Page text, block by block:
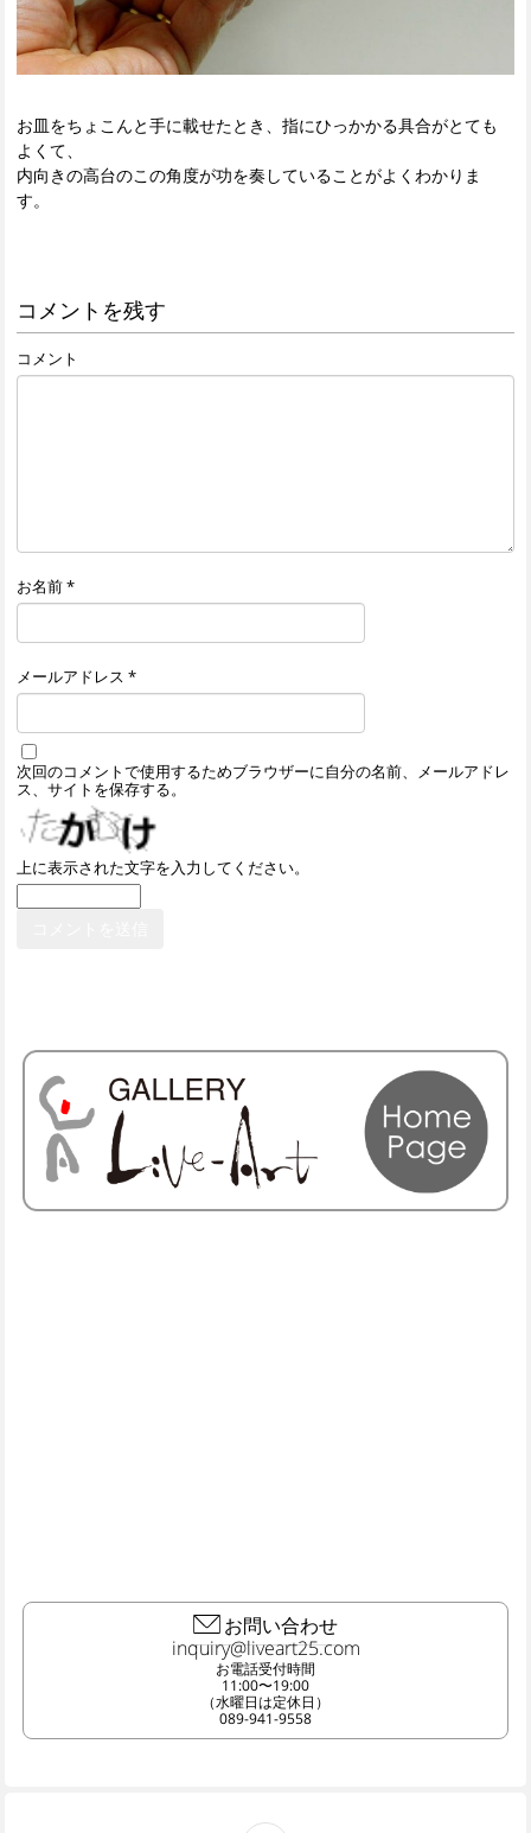
お皿をちょこんと手に載せたとき、指にひっかかる具合がとても
よくて、
内向きの高台のこの角度が功を奏していることがよくわかりま
す。
コメントを残す
コメント
お名前*
メールアドレス *
次回のコメントで使用するためブラウザーに自分の名前、メールアドレ
ス、サイトを保存する。
上に表示された文字を入力してください。
お問い合わせ
お電話受付時間
11:00〜19:00
（水曜日は定休日）
089-941-9558